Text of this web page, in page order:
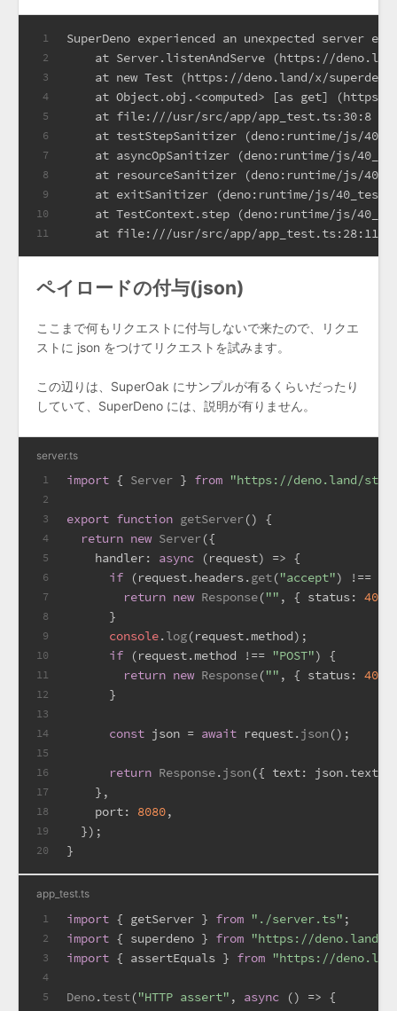
1
2
3
4
5
6
7
8
9
10
11
SuperDeno experienced an unexpected server
at Server.listenAndServe (https://
at new Test (https://deno.land/x/
at Object.obj.<computed> [as get]
    at file:///usr/src/app/app_test.ts:30:8
at testStepSanitizer (deno:runtime/js/
at asyncOpSanitizer (deno:runtime/js/
at resourceSanitizer (deno:runtime/js/
at exitSanitizer (deno:runtime/js/
at TestContext.step (deno:runtime/js/
    at file:///usr/src/app/app_test.ts:28:11
ペイロードの付与(json)
ここまで何もリクエストに付与しないで来たので、リクエ
ストに json をつけてリクエストを試みます。
この辺りは、SuperOak にサンプルが有るくらいだったり
していて、SuperDeno には、説明が有りません。
server.ts
1
2
3
4
5
6
7
8
9
10
11
12
13
14
15
16
17
18
19
20
import { Server } from "https://deno.land/
export function getServer() {
return new Server({
handler: async (request) => {
if (request.headers.get("accept") !==
return new Response("" , { status: 400
      }
console.log(request.method);
if (request.method !== "POST") {
return new Response("" , { status: 400
      }
const json = await request.json();
return Response.json({ text: json.text
    },
port: 8080,
  });
}
app_test.ts
1
2
3
4
5
import { getServer } from "./server.ts" ;
import { superdeno } from "https://deno.land/x/
import { assertEquals } from "https://
Deno.test("HTTP assert" , async () => {